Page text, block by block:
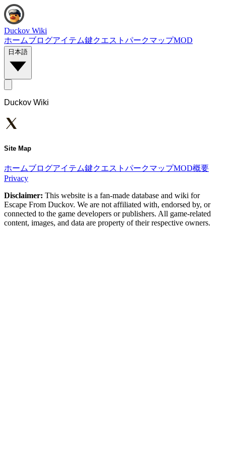
Duckov Wiki
ホームブログアイテム鍵クエスト パークマップMOD
日本語
Duckov Wiki
Site Map
ホームブログアイテム鍵クエスト パークマップMOD概要
Privacy
Disclaimer: This website is a fan-made database and wiki for
Escape From Duckov. We are not affiliated with, endorsed by, or
connected to the game developers or publishers. All game-related
content, images, and data are property of their respective owners.